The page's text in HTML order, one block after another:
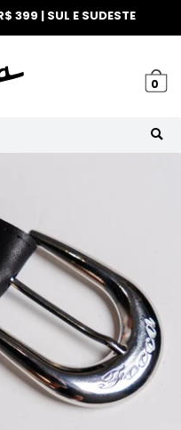
399 | SUL E SUDESTE
0